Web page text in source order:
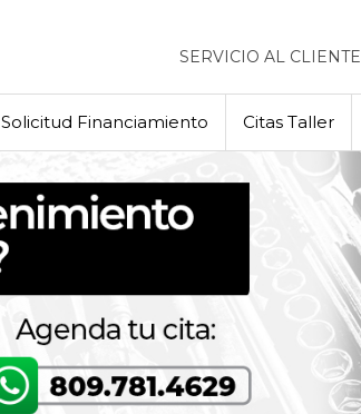
SERVICIO AL CLIENTE
Solicitud Financiamiento Citas Taller